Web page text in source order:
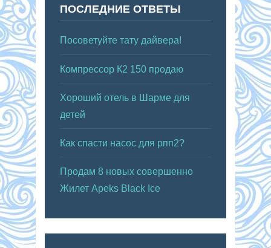
ПОСЛЕДНИЕ ОТВЕТЫ
Посоветуйте тату дайвера!
Компрессор К2 150 продаю
Хороший отель в Шарме для
детей
Как спасти насос для рпп2?
Продам 8 новых совершенно
Жилет Apeks Black Ice